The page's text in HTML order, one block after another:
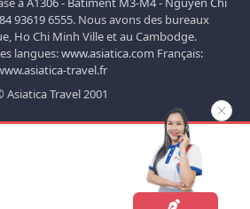
93619 6555. Nous avons des bureaux
Ho Chi Minh Ville et au Cambodge.
langues:www.asiatica.com Français:
travel.fr
Asiatica Travel 2001